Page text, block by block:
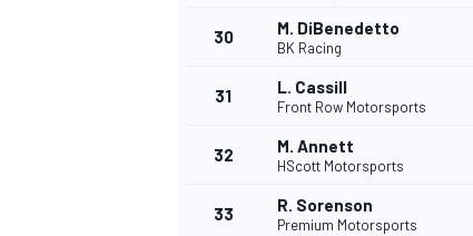
30 M. DiBenedetto
BK Racing
31 L. Cassill
Front Row Motorsports
32 M. Annett
HScott Motorsports
33 R. Sorenson
Premium Motorsports